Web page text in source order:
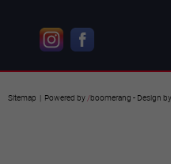
Sitemap | Powered by/boomerang - Design by